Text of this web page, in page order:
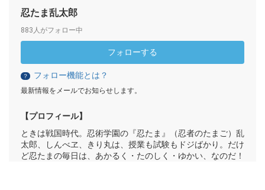
忍たま乱太郎
883人がフォロー中
フォローする
？ フォロー機能とは？
最新情報をメールでお知らせします。
【プロフィール】
ときは戦国時代。忍術学園の『忍たま』（忍者のたまご）乱
太郎、しんべヱ、きり丸は、授業も試験もドジばかり。だけ
ど忍たまの毎日は、あかるく・たのしく・ゆかい、なのだ！